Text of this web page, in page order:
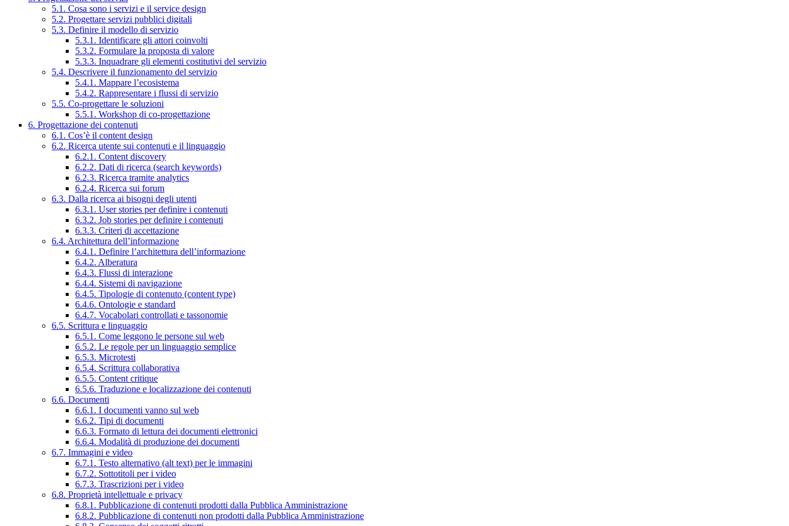
5.1. Cosa sono i servizi e il service design
5.2. Progettare servizi pubblici digitali
5.3. Definire il modello di servizio
5.3.1. Identificare gli attori coinvolti
5.3.2. Formulare la proposta di valore
5.3.3. Inquadrare gli elementi costitutivi del servizio
5.4. Descrivere il funzionamento del servizio
5.4.1. Mappare l’ecosistema
5.4.2. Rappresentare i flussi di servizio
5.5. Co-progettare le soluzioni
5.5.1. Workshop di co-progettazione
6. Progettazione dei contenuti
6.1. Cos’è il content design
6.2. Ricerca utente sui contenuti e il linguaggio
6.2.1. Content discovery
6.2.2. Dati di ricerca (search keywords)
6.2.3. Ricerca tramite analytics
6.2.4. Ricerca sui forum
6.3. Dalla ricerca ai bisogni degli utenti
6.3.1. User stories per definire i contenuti
6.3.2. Job stories per definire i contenuti
6.3.3. Criteri di accettazione
6.4. Architettura dell’informazione
6.4.1. Definire l’architettura dell’informazione
6.4.2. Alberatura
6.4.3. Flussi di interazione
6.4.4. Sistemi di navigazione
6.4.5. Tipologie di contenuto (content type)
6.4.6. Ontologie e standard
6.4.7. Vocabolari controllati e tassonomie
6.5. Scrittura e linguaggio
6.5.1. Come leggono le persone sul web
6.5.2. Le regole per un linguaggio semplice
6.5.3. Microtesti
6.5.4. Scrittura collaborativa
6.5.5. Content critique
6.5.6. Traduzione e localizzazione dei contenuti
6.6. Documenti
6.6.1. I documenti vanno sul web
6.6.2. Tipi di documenti
6.6.3. Formato di lettura dei documenti elettronici
6.6.4. Modalità di produzione dei documenti
6.7. Immagini e video
6.7.1. Testo alternativo (alt text) per le immagini
6.7.2. Sottotitoli per i video
6.7.3. Trascrizioni per i video
6.8. Proprietà intellettuale e privacy
6.8.1. Pubblicazione di contenuti prodotti dalla Pubblica Amministrazione
6.8.2. Pubblicazione di contenuti non prodotti dalla Pubblica Amministrazione